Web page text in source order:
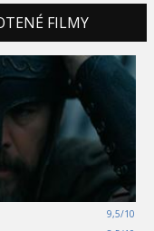
FILMY
9,5/10